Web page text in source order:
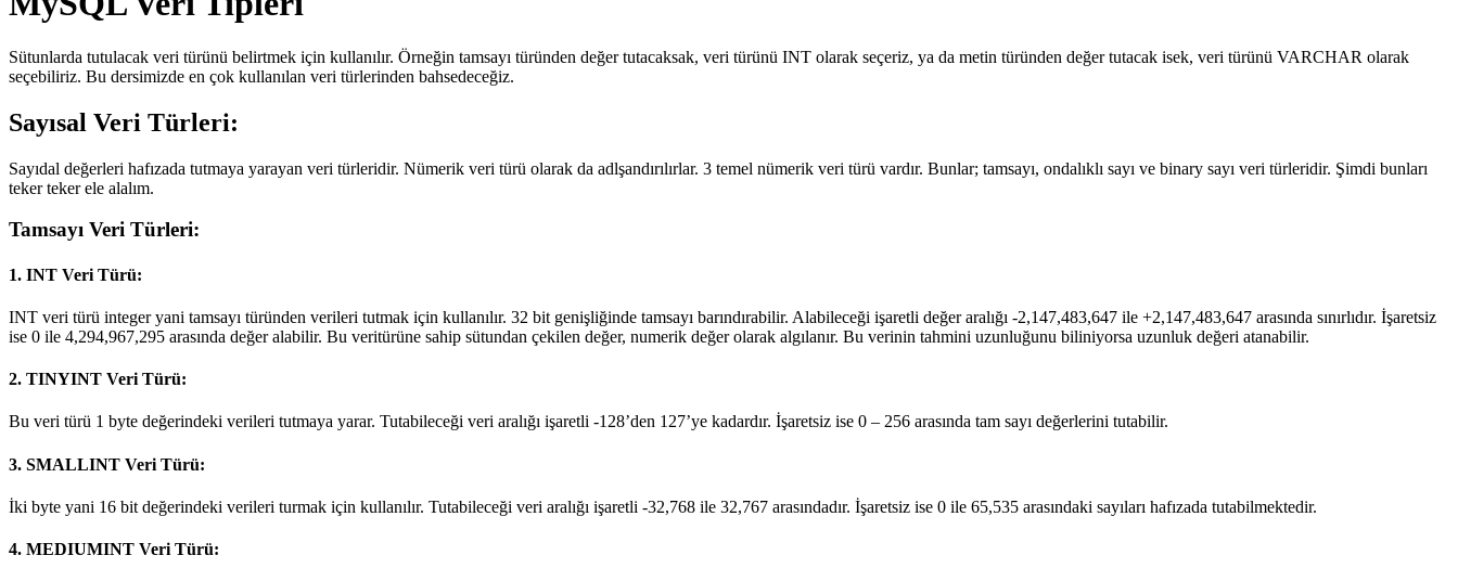
Sütunlarda tutulacak veri türünü belirtmek için kullanılır. Örneğin tamsayı türünden değer tutacaksak, veri türünü INT olarak seçeriz, ya da metin türünden değer tutacak isek, veri türünü VARCHAR olarak
seçebiliriz. Bu dersimizde en çok kullanılan veri türlerinden bahsedeceğiz.
Sayısal Veri Türleri:
Sayıdal değerleri hafızada tutmaya yarayan veri türleridir. Nümerik veri türü olarak da adlşandırılırlar. 3 temel nümerik veri türü vardır. Bunlar; tamsayı, ondalıklı sayı ve binary sayı veri türleridir. Şimdi bunları
teker teker ele alalım.
Tamsayı Veri Türleri:
1. INT Veri Türü:
INT veri türü integer yani tamsayı türünden verileri tutmak için kullanılır. 32 bit genişliğinde tamsayı barındırabilir. Alabileceği işaretli değer aralığı -2,147,483,647 ile +2,147,483,647 arasında sınırlıdır. İşaretsiz
ise 0 ile 4,294,967,295 arasında değer alabilir. Bu veritürüne sahip sütundan çekilen değer, numerik değer olarak algılanır. Bu verinin tahmini uzunluğunu biliniyorsa uzunluk değeri atanabilir.
2. TINYINT Veri Türü:
Bu veri türü 1 byte değerindeki verileri tutmaya yarar. Tutabileceği veri aralığı işaretli -128’den 127’ye kadardır. İşaretsiz ise 0 – 256 arasında tam sayı değerlerini tutabilir.
3. SMALLINT Veri Türü:
İki byte yani 16 bit değerindeki verileri turmak için kullanılır. Tutabileceği veri aralığı işaretli -32,768 ile 32,767 arasındadır. İşaretsiz ise 0 ile 65,535 arasındaki sayıları hafızada tutabilmektedir.
4. MEDIUMINT Veri Türü: